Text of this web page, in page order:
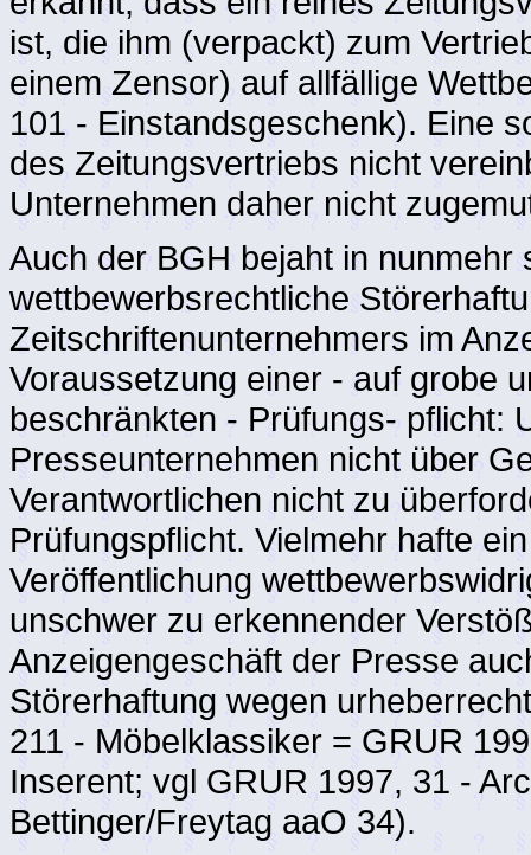
ist, die ihm (verpackt) zum
einem Zensor) auf allfällige
101 - Einstandsgeschenk). Eine
des Zeitungsvertriebs nicht
Unternehmen daher nicht
Auch der BGH bejaht in
wettbewerbsrechtliche
Zeitschriftenunternehmers im
Voraussetzung einer - auf grobe
beschränkten - Prüfungs- pflicht:
Presseunternehmen nicht über
Verantwortlichen nicht zu
Prüfungspflicht. Vielmehr hafte
Veröffentlichung
unschwer zu erkennender
Anzeigengeschäft der Presse
Störerhaftung wegen
211 - Möbelklassiker = GRUR
Inserent; vgl GRUR 1997, 31 -
Bettinger/Freytag aaO 34).